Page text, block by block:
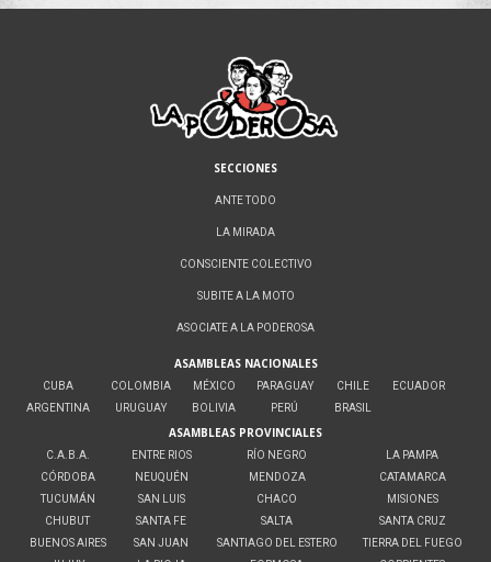
SECCIONES
ANTE TODO
LA MIRADA
CONSCIENTE COLECTIVO
SUBITE A LA MOTO
ASOCIATE A LA PODEROSA
ASAMBLEAS NACIONALES
CUBA
ARGENTINA
COLOMBIA
URUGUAY
MÉXICO
BOLIVIA
PARAGUAY
PERÚ
CHILE
BRASIL
ECUADOR
ASAMBLEAS PROVINCIALES
C.A.B.A.
CÓRDOBA
TUCUMÁN
CHUBUT
BUENOS AIRES
ENTRE RIOS
NEUQUÉN
SAN LUIS
SANTA FE
SAN JUAN
RÍO NEGRO
MENDOZA
CHACO
SALTA
SANTIAGO DEL ESTERO
LA PAMPA
CATAMARCA
MISIONES
SANTA CRUZ
TIERRA DEL FUEGO